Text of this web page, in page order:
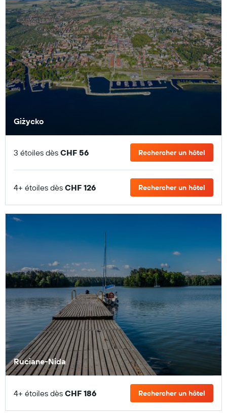
Giżycko
3 étoiles dès CHF 56 Rechercher un hôtel
4+ étoiles dès CHF 126 Rechercher un hôtel
Ruciane-Nida
4+ étoiles dès CHF 186 Rechercher un hôtel